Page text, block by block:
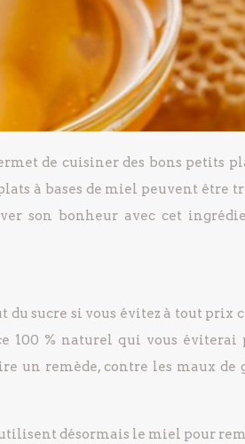
de cuisiner des bons petits
à bases de miel peuvent être
son bonheur avec cet
sucre si vous évitez à tout prix
100 % naturel qui vous éviterai
un remède, contre les maux de
désormais le miel pour